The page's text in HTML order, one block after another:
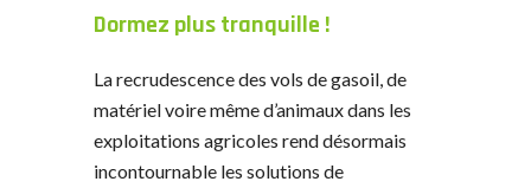
Dormez plus tranquille !
La recrudescence des vols de gasoil, de
matériel voire même d’animaux dans les
exploitations agricoles rend désormais
incontournable les solutions de